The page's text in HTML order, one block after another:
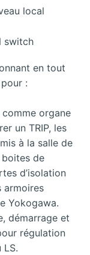
local
switch
en tout
:
organe
un TRIP, les
à la salle de
boites de
d’isolation
armoires
Yokogawa.
démarrage et
régulation
LS.